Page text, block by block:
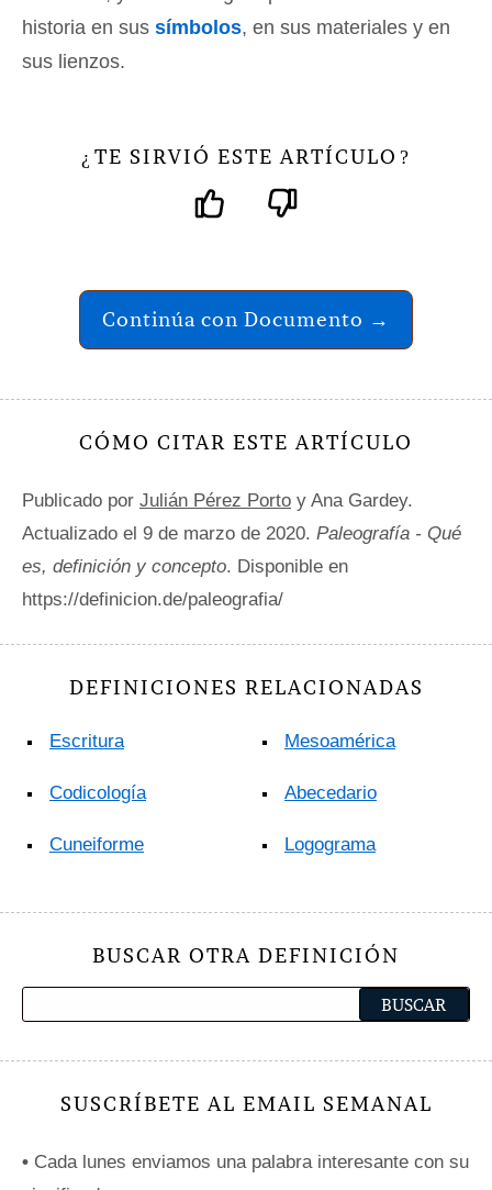
historia en sus símbolos, en sus materiales y en
sus lienzos.
¿ TE SIRVIÓ ESTE ARTÍCULO ?
Continúa con Documento →
CÓMO CITAR ESTE ARTÍCULO
Publicado por Julián Pérez Porto y Ana Gardey.
Actualizado el 9 de marzo de 2020. Paleografía - Qué
es, definición y concepto. Disponible en
https://definicion.de/paleografia/
DEFINICIONES RELACIONADAS
Escritura
Codicología
Cuneiforme
Mesoamérica
Abecedario
Logograma
BUSCAR OTRA DEFINICIÓN
SUSCRÍBETE AL EMAIL SEMANAL
• Cada lunes enviamos una palabra interesante con su